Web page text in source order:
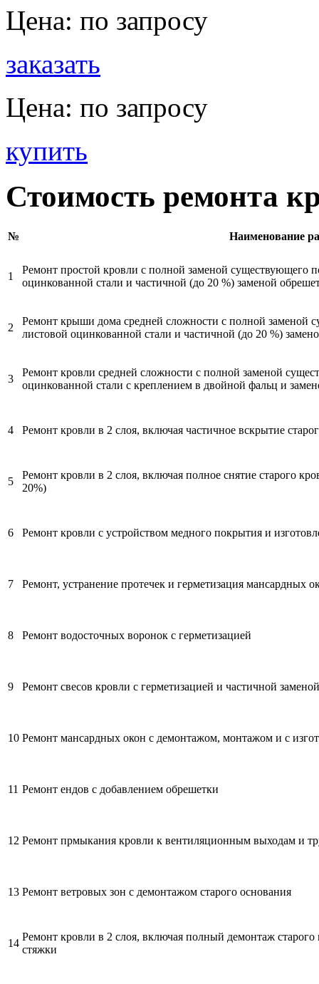
Цена: по запросу
заказать
Цена: по запросу
купить
Стоимость ремонта
№ Наименование
1
Ремонт простой кровли с полной заменой существующего
оцинкованной стали и частичной (до 20 %) заменой
2
Ремонт крыши дома средней сложности с полной заменой
листовой оцинкованной стали и частичной (до 20 %)
3
Ремонт кровли средней сложности с полной заменой
оцинкованной стали с креплением в двойной фальц и
4 Ремонт кровли в 2 слоя, включая частичное вскрытие
5
Ремонт кровли в 2 слоя, включая полное снятие старого
20%)
6 Ремонт кровли с устройством медного покрытия и
7 Ремонт, устранение протечек и герметизация мансардных
8 Ремонт водосточных воронок с герметизацией
9 Ремонт свесов кровли с герметизацией и частичной
10 Ремонт мансардных окон с демонтажом, монтажом и с
11 Ремонт ендов с добавлением обрешетки
12 Ремонт прмыкания кровли к вентиляционным выходам и
13 Ремонт ветровых зон с демонтажом старого основания
14
Ремонт кровли в 2 слоя, включая полный демонтаж
стяжки